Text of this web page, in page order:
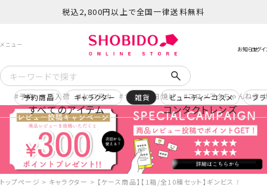
税込2,800円以上で全国一律送料無料
予約 再入荷 ヒロアカ サンリオ日焼け コスメヲタちゃんねる
すべてのアイテム コンタクトレンズ
予約商品 キャラクター 雑貨 ビューティーコスメ ブ
トップページ キャラクター 【ケース商品】【1箱/全10種セット】ギンビス たべ